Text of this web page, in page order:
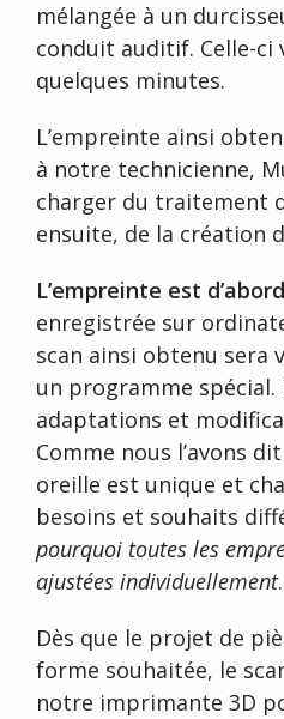
mélangée à un
conduit auditif. Celle-ci
quelques minutes.
L’empreinte ainsi
à notre technicienne,
charger du traitement
ensuite, de la création
L’empreinte est
enregistrée sur
scan ainsi obtenu sera
un programme
adaptations et
Comme nous l’avons
oreille est unique et
besoins et souhaits
pourquoi toutes les
ajustées individuellement.
Dès que le projet de
forme souhaitée, le
notre imprimante 3D